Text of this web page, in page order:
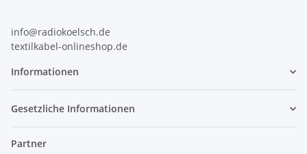
info@radiokoelsch.de
textilkabel-onlineshop.de
Informationen
Gesetzliche Informationen
Partner